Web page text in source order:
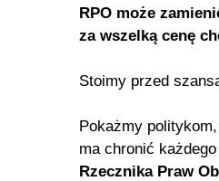
RPO może
za wszelką cenę
Stoimy przed
Pokażmy
ma chronić
Rzecznika Praw